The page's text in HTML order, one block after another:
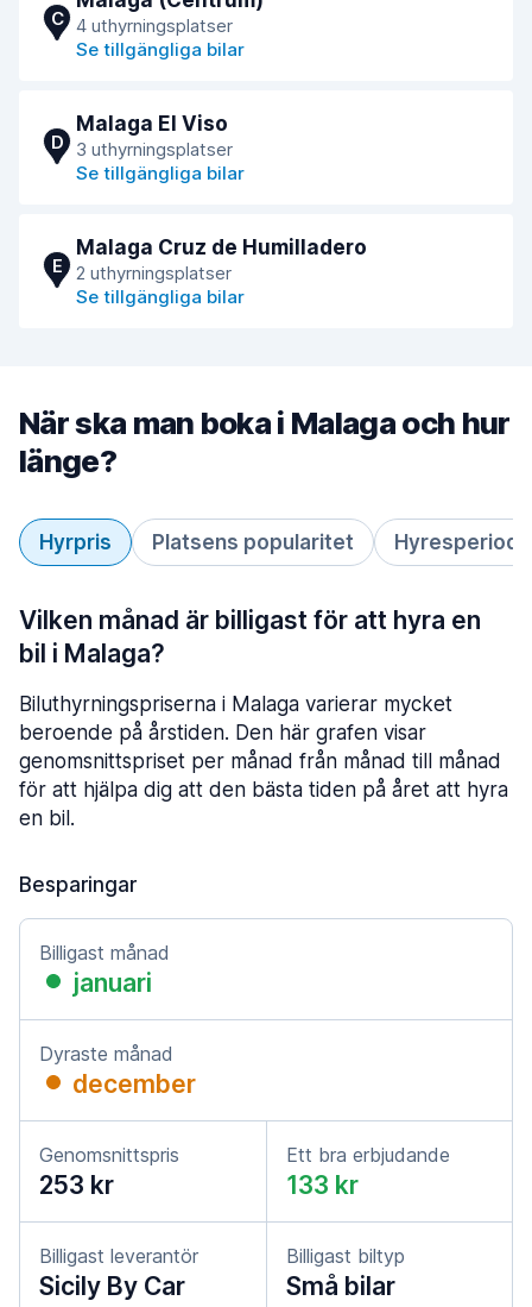
C 4 uthyrningsplatser
Se tillgängliga bilar
D
Malaga El Viso
3 uthyrningsplatser
Se tillgängliga bilar
E
Malaga Cruz de Humilladero
2 uthyrningsplatser
Se tillgängliga bilar
När ska man boka i Malaga och hur
länge?
Hyrpris Platsens popularitet Hyresperiod
Vilken månad är billigast för att hyra en
bil i Malaga?
Biluthyrningspriserna i Malaga varierar mycket
beroende på årstiden. Den här grafen visar
genomsnittspriset per månad från månad till månad
för att hjälpa dig att den bästa tiden på året att hyra
en bil.
Besparingar
Billigast månad
januari
Dyraste månad
december
Genomsnittspris
253 kr
Ett bra erbjudande
133 kr
Billigast leverantör
Sicily By Car
Billigast biltyp
Små bilar